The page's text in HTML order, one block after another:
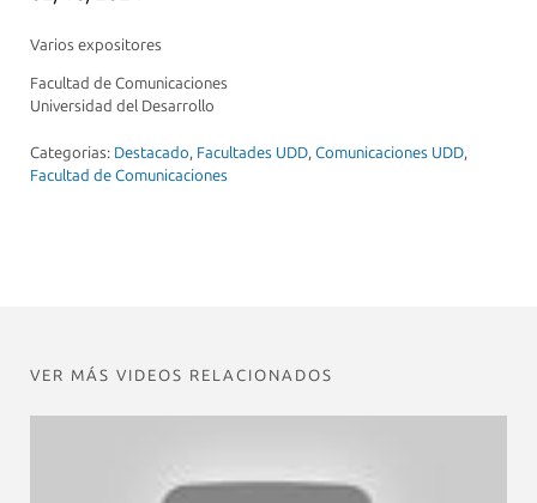
Varios expositores
Facultad de Comunicaciones
Universidad del Desarrollo
Categorias: Destacado, Facultades UDD, Comunicaciones UDD,
Facultad de Comunicaciones
VER MÁS VIDEOS RELACIONADOS